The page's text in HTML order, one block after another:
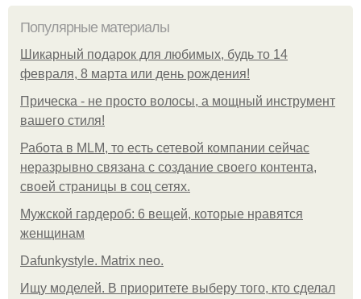
Популярные материалы
Шикарный подарок для любимых, будь то 14
февраля, 8 марта или день рождения!
Прическа - не просто волосы, а мощный инструмент
вашего стиля!
Работа в MLM, то есть сетевой компании сейчас
неразрывно связана с создание своего контента,
своей страницы в соц сетях.
Мужской гардероб: 6 вещей, которые нравятся
женщинам
Dafunkystyle. Matrix neo.
Ищу моделей. В приоритете выберу того, кто сделал